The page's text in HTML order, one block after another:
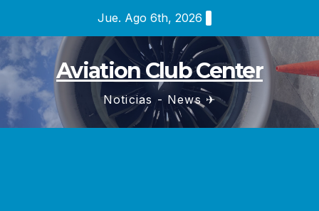
contenido
Jue. Ago 6th, 2026
Aviation Club Center
Noticias - News ✈